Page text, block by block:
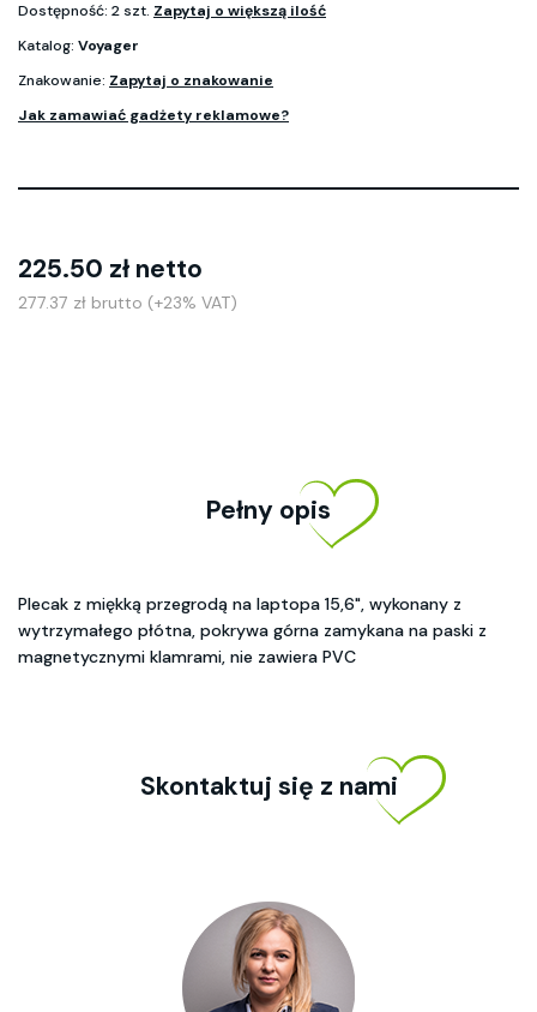
Dostępność: 2 szt. Zapytaj o większą ilość
Katalog: Voyager
Znakowanie: Zapytaj o znakowanie
Jak zamawiać gadżety reklamowe?
225.50 zł netto
277.37 zł brutto (+23% VAT)
Pełny opis
Plecak z miękką przegrodą na laptopa 15,6", wykonany z
wytrzymałego płótna, pokrywa górna zamykana na paski z
magnetycznymi klamrami, nie zawiera PVC
Skontaktuj się z nami